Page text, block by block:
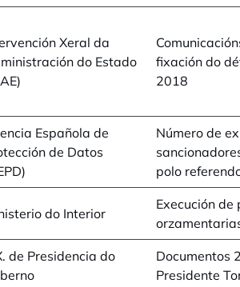
Xeral da
do Estado
fixación do
2018
Española de
de Datos
Número de
polo
do Interior
Execución
de Presidencia do
Documentos
Presidente